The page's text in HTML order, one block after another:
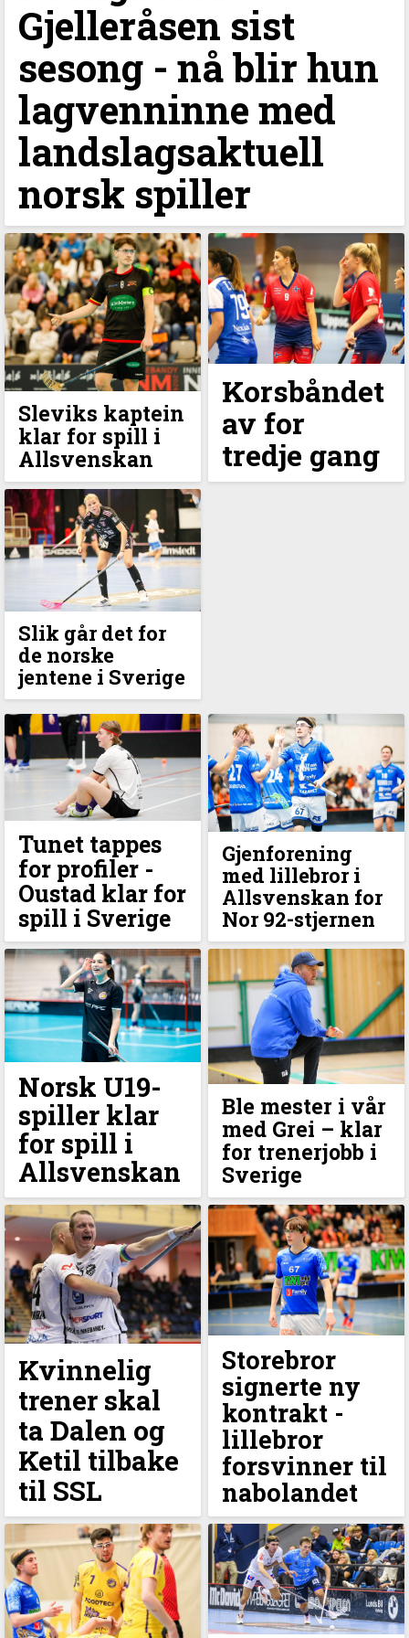
Gjelleråsen sist
sesong - nå blir hun
lagvenninne med
landslagsaktuell
norsk spiller
Sleviks kaptein
klar for spill i
Allsvenskan
Korsbåndet
av for
tredje gang
Slik går det for
de norske
jentene i Sverige
Tunet tappes
for profiler -
Oustad klar for
spill i Sverige
Gjenforening
med lillebror i
Allsvenskan for
Nor 92-stjernen
Norsk U19-
spiller klar
for spill i
Allsvenskan
Ble mester i vår
med Grei –⁠ klar
for trenerjobb i
Sverige
Kvinnelig
trener skal
ta Dalen og
Ketil tilbake
til SSL
Storebror
signerte ny
kontrakt -
lillebror
forsvinner til
nabolandet